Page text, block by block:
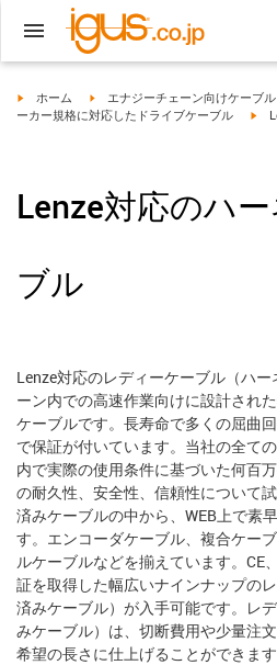
igus-icon-arrow-right
ホーム igus-icon-arrow-right
エナジーチェーン向けケーブル
ーカー規格に対応したドライブケーブル
Lenze対応のハ
ブル
Lenze対応のレディーケーブル（ハ
ーン内での高速作業向けに設計され
ケーブルです。長寿命で多くの屈曲
で保証が付いています。当社の全て
内で実際の使用条件に基づいた何百
の耐久性、安全性、信頼性について
済みケーブルの中から、WEB上で素
す。エンコーダケーブル、複合ケー
ルケーブルなどを揃えています。CE
証を取得した幅広いナインナップの
済みケーブル）が入手可能です。レ
みケーブル）は、切断費用や少量注
希望の長さに仕上げることができます